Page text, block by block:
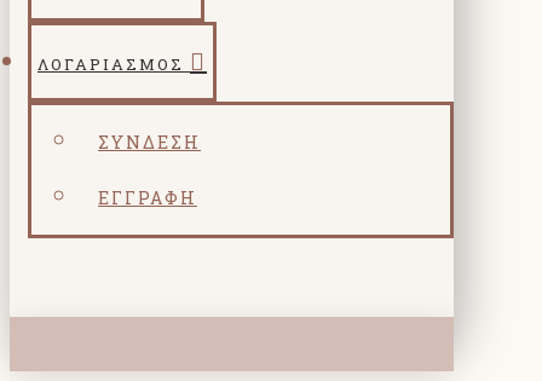
ΛΟΓΑΡΙΑΣΜΌΣ
ΣΎΝΔΕΣΗ
ΕΓΓΡΑΦΉ